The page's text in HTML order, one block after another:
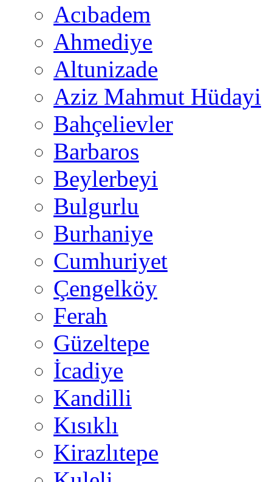
Acıbadem
Ahmediye
Altunizade
Aziz Mahmut Hüdayi
Bahçelievler
Barbaros
Beylerbeyi
Bulgurlu
Burhaniye
Cumhuriyet
Çengelköy
Ferah
Güzeltepe
İcadiye
Kandilli
Kısıklı
Kirazlıtepe